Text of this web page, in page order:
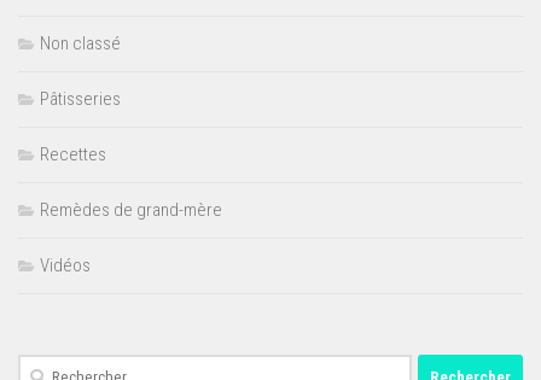
Non classé
Pâtisseries
Recettes
Remèdes de grand-mère
Vidéos
Rechercher :